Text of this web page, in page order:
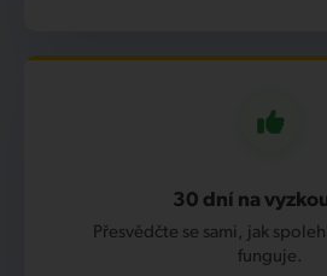
30 dní na
Přesvědčte se sami, jak
funguje.